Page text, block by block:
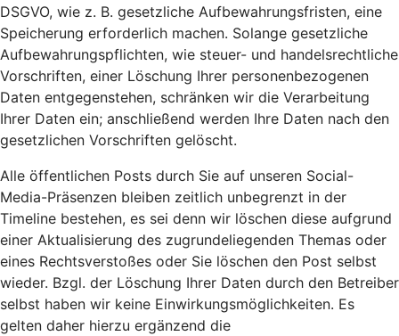
DSGVO, wie z. B. gesetzliche Aufbewahrungsfristen, eine
Speicherung erforderlich machen. Solange gesetzliche
Aufbewahrungspflichten, wie steuer- und handelsrechtliche
Vorschriften, einer Löschung Ihrer personenbezogenen
Daten entgegenstehen, schränken wir die Verarbeitung
Ihrer Daten ein; anschließend werden Ihre Daten nach den
gesetzlichen Vorschriften gelöscht.
Alle öffentlichen Posts durch Sie auf unseren Social-
Media-Präsenzen bleiben zeitlich unbegrenzt in der
Timeline bestehen, es sei denn wir löschen diese aufgrund
einer Aktualisierung des zugrundeliegenden Themas oder
eines Rechtsverstoßes oder Sie löschen den Post selbst
wieder. Bzgl. der Löschung Ihrer Daten durch den Betreiber
selbst haben wir keine Einwirkungsmöglichkeiten. Es
gelten daher hierzu ergänzend die